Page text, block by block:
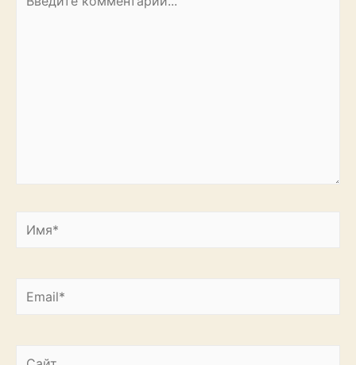
комментарий...
Имя*
Email*
Сайт